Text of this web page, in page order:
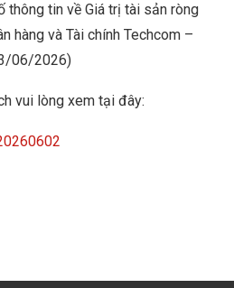
thông tin về Giá trị tài sản ròng
hàng và Tài chính Techcom –
06/2026)
vui lòng xem tại đây: